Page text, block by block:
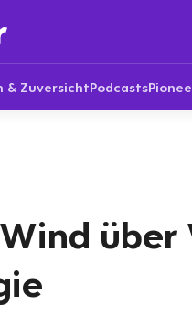
& ZuversichtPodcasts